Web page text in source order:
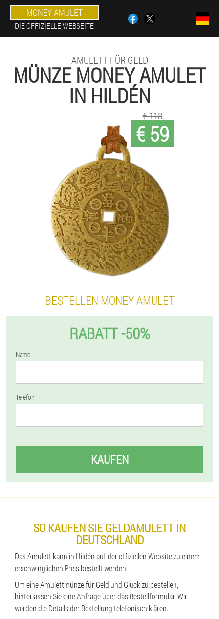
MONEY AMULET
DIE OFFIZIELLE WEBSEITE
AMULETT FÜR GELD
MÜNZE MONEY AMULET
IN HILDÉN
€ 59
€ 118
BESTELLEN MONEY AMULET
RABATT -50%
Name
Telefon
KAUFEN
SO KAUFEN SIE GELDAMULETT IN
DEUTSCHLAND
Das Amulett kann in Hildén auf der offiziellen Website zu einem
erschwinglichen Preis bestellt werden.
Um eine Amulettmünze für Geld und Glück zu bestellen,
hinterlassen Sie eine Anfrage über das Bestellformular. Wir
werden die Details der Bestellung telefonisch klären.